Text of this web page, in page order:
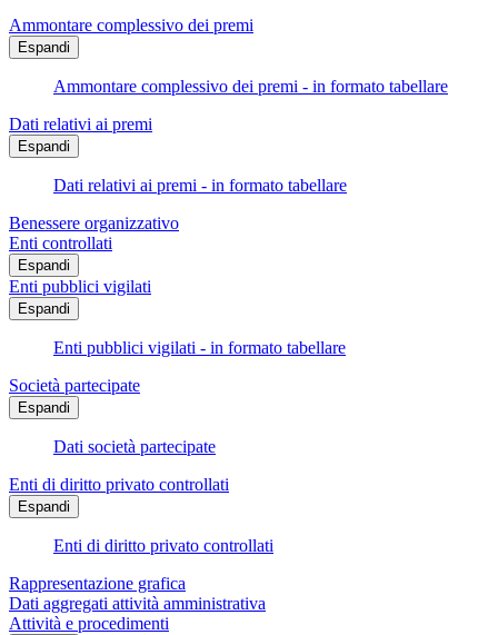
Ammontare complessivo dei premi
Espandi
Ammontare complessivo dei premi - in formato tabellare
Dati relativi ai premi
Espandi
Dati relativi ai premi - in formato tabellare
Benessere organizzativo
Enti controllati
Espandi
Enti pubblici vigilati
Espandi
Enti pubblici vigilati - in formato tabellare
Società partecipate
Espandi
Dati società partecipate
Enti di diritto privato controllati
Espandi
Enti di diritto privato controllati
Rappresentazione grafica
Dati aggregati attività amministrativa
Attività e procedimenti